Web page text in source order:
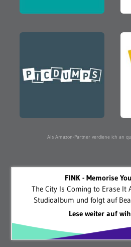
Als Amazon-Partner verdiene ich an
FINK - Memorise
The City Is Coming to Erase It
Studioalbum und folgt auf
Lese weiter auf